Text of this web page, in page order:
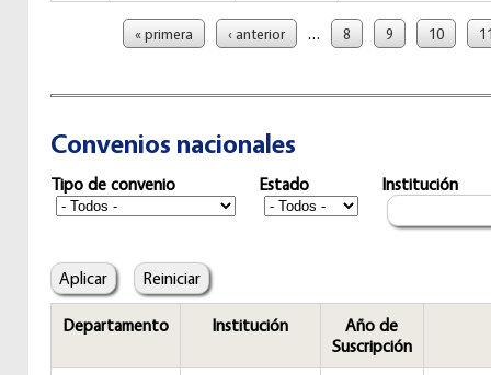
Páginas« primera ‹ anterior … 8 9 10
Convenios nacionales
Tipo de convenio Estado Institución
Departamento Institución
Año de
Suscripción